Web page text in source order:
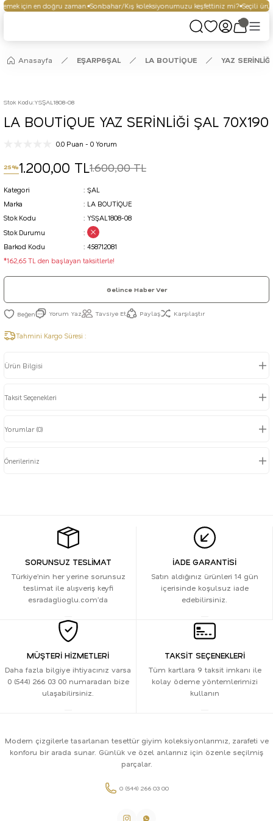
en doğru zaman. Sonbahar/Kış koleksiyonumuzu keşfettiniz mi? Seçili ürünlerde
Anasayfa EŞARP&ŞAL LA BOUTİQUE YAZ
Stok Kodu:YSŞAL1808-08
LA BOUTİQUE YAZ SERİNLİĞİ ŞAL 70X190
0.0 Puan - 0 Yorum
25%1.200,00 TL1.600,00 TL
Kategori
ŞAL
Marka
LA BOUTİQUE
Stok Kodu
YSŞAL1808-08
Stok Durumu
Barkod Kodu
458712081
*162,65 TL den başlayan taksitlerle!
Gelince Haber Ver
Yorum Yaz Tavsiye Et Paylaş Karşılaştır
Tahmini Kargo Süresi :
Ürün Bilgisi
Taksit Seçenekleri
Yorumlar (0)
Önerileriniz
SORUNSUZ TESLİMAT
Türkiye’nin her yerine sorunsuz
teslimat ile alışveriş keyfi
esradaglioglu.com’da
İADE GARANTİSİ
Satın aldığınız ürünleri 14 gün
içerisinde koşulsuz iade
edebilirsiniz.
MÜŞTERİ HİZMETLERİ
Daha fazla bilgiye ihtiyacınız varsa
0 (544) 266 03 00 numaradan bize
ulaşabilirsiniz.
TAKSİT SEÇENEKLERİ
Tüm kartlara 9 taksit imkanı ile
kolay ödeme yöntemlerimizi
kullanın
Modern çizgilerle tasarlanan tesettür giyim koleksiyonlarımız, zarafeti ve
konforu bir arada sunar. Günlük ve özel anlarınız için özenle seçilmiş
parçalar.
0 (544) 266 03 00